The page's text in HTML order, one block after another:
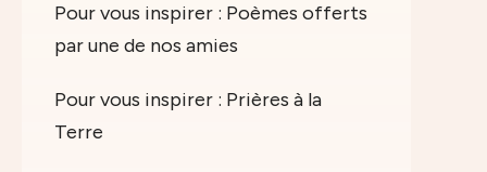
Pour vous inspirer : Poèmes offerts
par une de nos amies
Pour vous inspirer : Prières à la
Terre